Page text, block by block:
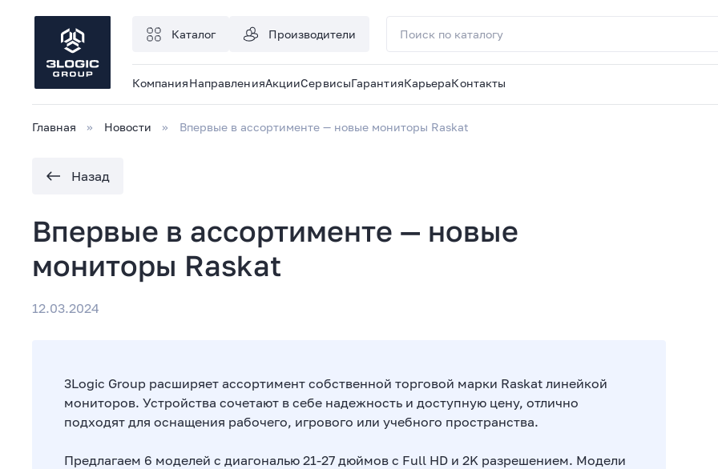
Каталог Производители
КомпанияНаправленияАкцииСервисыГарантияКарьераКонтакты
Главная Новости Впервые в ассортименте — новые мониторы Raskat
Назад
Впервые в ассортименте — новые
мониторы Raskat
12.03.2024
3Logic Group расширяет ассортимент собственной торговой марки Raskat линейкой
мониторов. Устройства сочетают в себе надежность и доступную цену, отлично
подходят для оснащения рабочего, игрового или учебного пространства.
Предлагаем 6 моделей с диагональю 21-27 дюймов с Full HD и 2K разрешением. Модели